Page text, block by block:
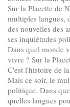
Sur la Placette de
multiples langues,
des nouvelles des
ses inquiétudes
Dans quel monde
vivre ? Sur la
C'est l'histoire de
Mais ce soir, le
politique. Dans
quelles langues